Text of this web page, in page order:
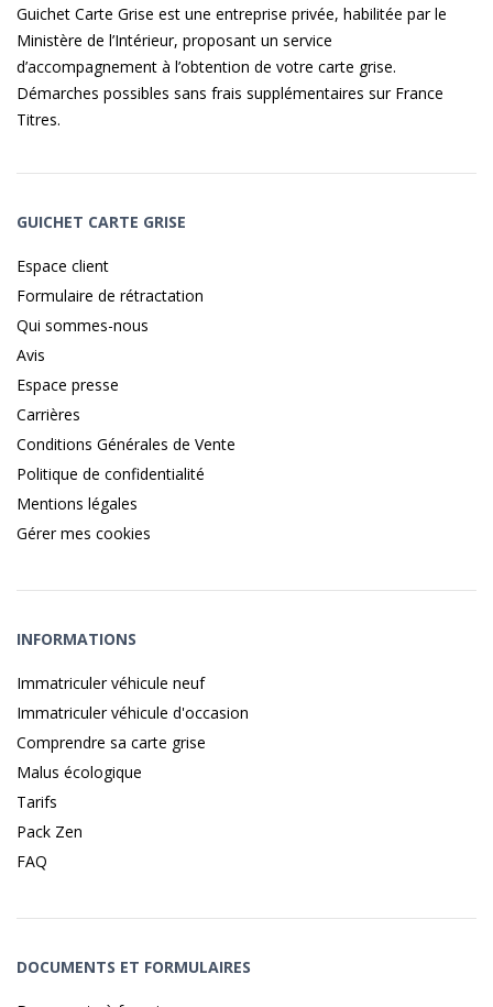
Guichet Carte Grise est une entreprise privée, habilitée par le
Ministère de l’Intérieur, proposant un service
d’accompagnement à l’obtention de votre carte grise.
Démarches possibles sans frais supplémentaires sur France
Titres.
GUICHET CARTE GRISE
Espace client
Formulaire de rétractation
Qui sommes-nous
Avis
Espace presse
Carrières
Conditions Générales de Vente
Politique de confidentialité
Mentions légales
Gérer mes cookies
INFORMATIONS
Immatriculer véhicule neuf
Immatriculer véhicule d'occasion
Comprendre sa carte grise
Malus écologique
Tarifs
Pack Zen
FAQ
DOCUMENTS ET FORMULAIRES